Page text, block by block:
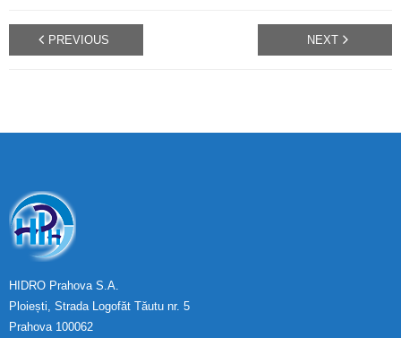
PREVIOUS NEXT
HIDRO Prahova S.A.
Ploiești, Strada Logofăt Tăutu nr. 5
Prahova 100062